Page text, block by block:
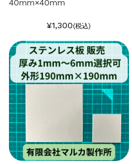
40mm×40mm
¥1,300(税込)